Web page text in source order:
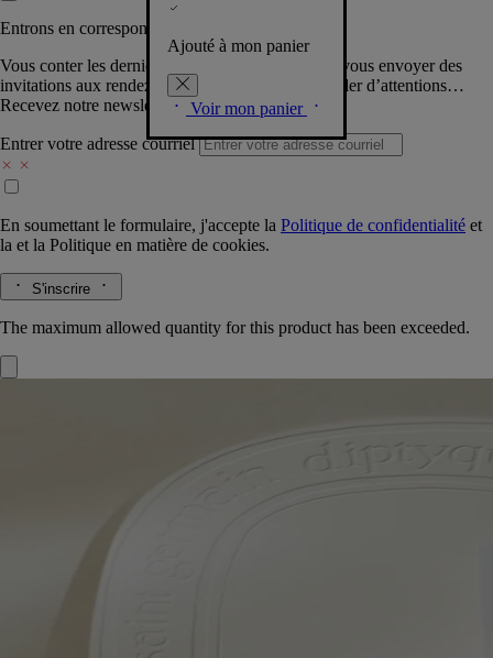
Ajouté à mon panier
Voir mon panier
Entrons en correspondance​
Vous conter les dernières créations de la Maison, vous envoyer des
invitations aux rendez-vous Diptyque, vous combler d’attentions…
Recevez notre newsletter.
Entrer votre adresse courriel
En soumettant le formulaire, j'accepte la Politique de confidentialité et
la et la Politique en matière de cookies.
S'inscrire
The maximum allowed quantity for this product has been exceeded.